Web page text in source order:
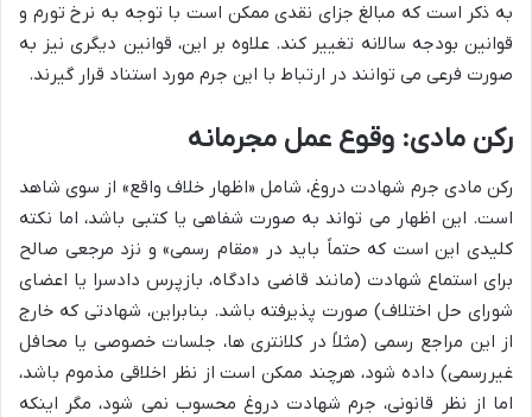
به ذکر است که مبالغ جزای نقدی ممکن است با توجه به نرخ تورم و
قوانین بودجه سالانه تغییر کند. علاوه بر این، قوانین دیگری نیز به
صورت فرعی می توانند در ارتباط با این جرم مورد استناد قرار گیرند.
رکن مادی: وقوع عمل مجرمانه
رکن مادی جرم شهادت دروغ، شامل «اظهار خلاف واقع» از سوی شاهد
است. این اظهار می تواند به صورت شفاهی یا کتبی باشد، اما نکته
کلیدی این است که حتماً باید در «مقام رسمی» و نزد مرجعی صالح
برای استماع شهادت (مانند قاضی دادگاه، بازپرس دادسرا یا اعضای
شورای حل اختلاف) صورت پذیرفته باشد. بنابراین، شهادتی که خارج
از این مراجع رسمی (مثلاً در کلانتری ها، جلسات خصوصی یا محافل
غیررسمی) داده شود، هرچند ممکن است از نظر اخلاقی مذموم باشد،
اما از نظر قانونی، جرم شهادت دروغ محسوب نمی شود، مگر اینکه